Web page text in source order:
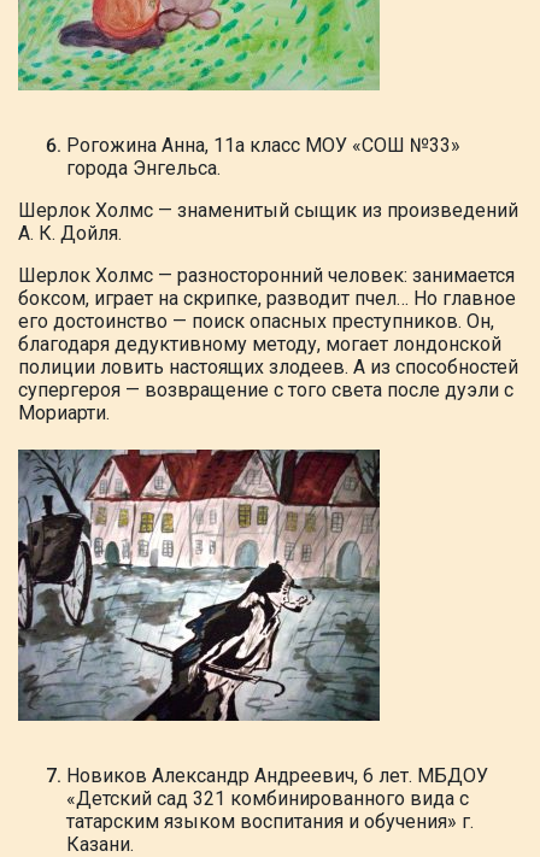
Рогожина Анна, 11а класс МОУ «СОШ №33»
города Энгельса.
Шерлок Холмс — знаменитый сыщик из произведений
А. К. Дойля.
Шерлок Холмс — разносторонний человек: занимается
боксом, играет на скрипке, разводит пчел… Но главное
его достоинство — поиск опасных преступников. Он,
благодаря дедуктивному методу, могает лондонской
полиции ловить настоящих злодеев. А из способностей
супергероя — возвращение с того света после дуэли с
Мориарти.
Новиков Александр Андреевич, 6 лет. МБДОУ
«Детский сад 321 комбинированного вида с
татарским языком воспитания и обучения» г.
Казани.